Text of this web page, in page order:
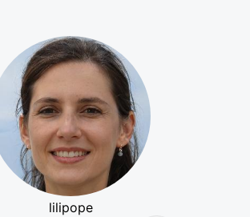
lilipope